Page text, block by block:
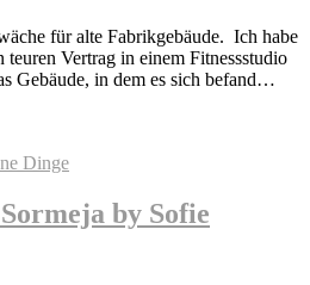
für alte Fabrikgebäude. Ich habe
teuren Vertrag in einem Fitnessstudio
Gebäude, in dem es sich befand…
Dinge
by Sofie